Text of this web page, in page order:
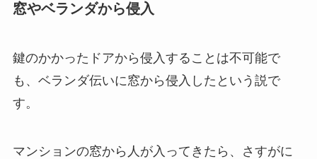
窓やベランダから侵入
鍵のかかったドアから侵入することは不可能で
も、ベランダ伝いに窓から侵入したという説で
す。
マンションの窓から人が入ってきたら、さすがに